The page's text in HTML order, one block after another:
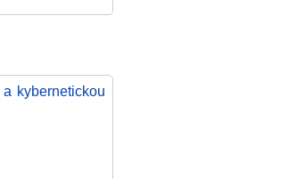
kybernetickou